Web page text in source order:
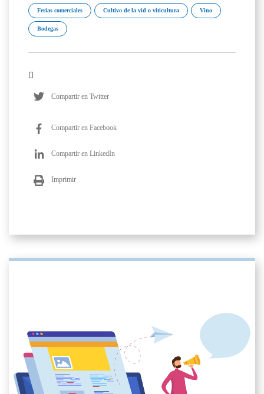
Ferias comerciales Cultivo de la vid o viticultura Vino
Bodegas
Compartir en Twitter
Compartir en Facebook
Compartir en LinkedIn
Imprimir